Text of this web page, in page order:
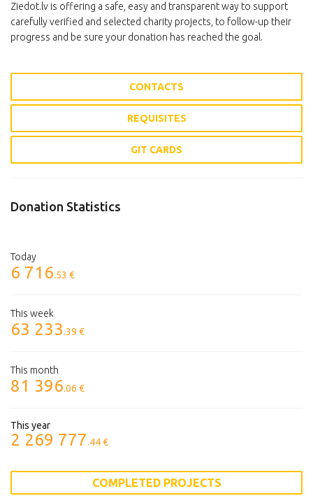
Ziedot.lv is offering a safe, easy and transparent way to support
carefully verified and selected charity projects, to follow-up their
progress and be sure your donation has reached the goal.
CONTACTS
REQUISITES
GIT CARDS
Donation Statistics
Today
6 716.53 €
This week
63 233.39 €
This month
81 396.06 €
This year
2 269 777.44 €
COMPLETED PROJECTS